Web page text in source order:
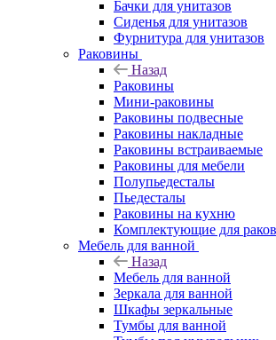
Бачки для унитазов
Сиденья для унитазов
Фурнитура для унитазов
Раковины
Назад
Раковины
Мини-раковины
Раковины подвесные
Раковины накладные
Раковины встраиваемые
Раковины для мебели
Полупьедесталы
Пьедесталы
Раковины на кухню
Комплектующие для
Мебель для ванной
Назад
Мебель для ванной
Зеркала для ванной
Шкафы зеркальные
Тумбы для ванной